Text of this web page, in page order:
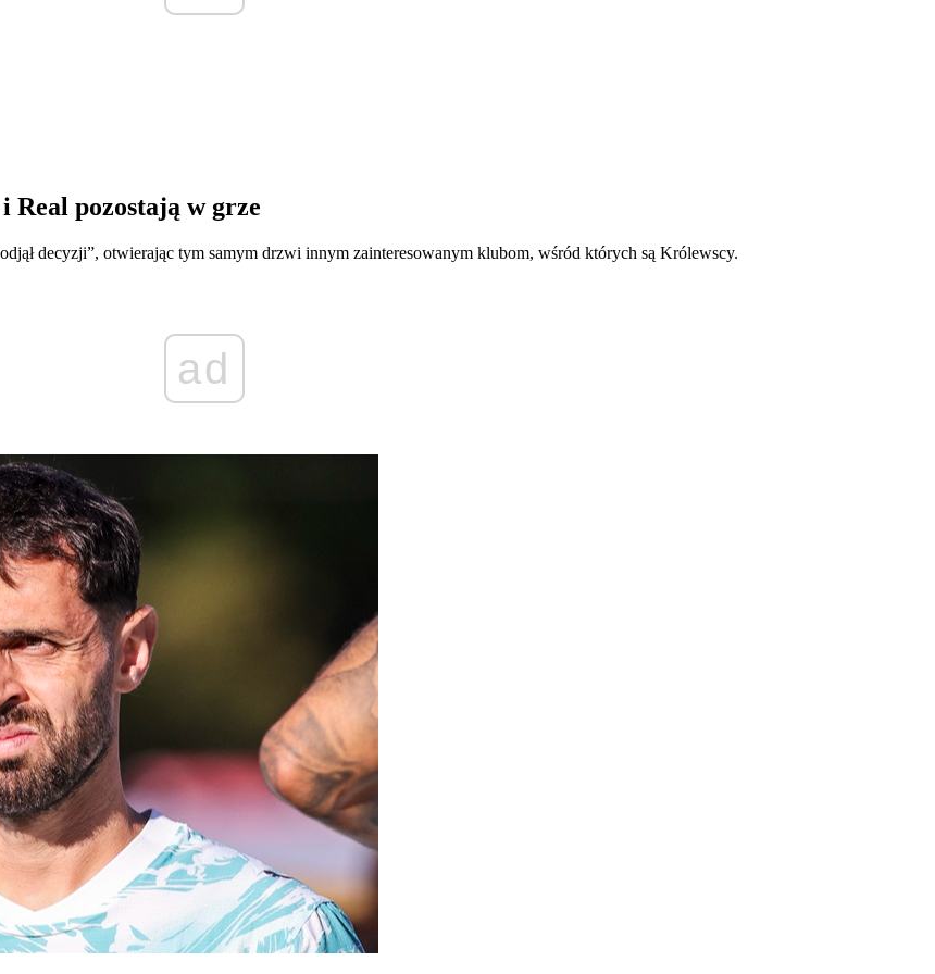
pozostają w grze
decyzji”, otwierając tym samym drzwi innym zainteresowanym klubom, wśród których są Królewscy.
ad